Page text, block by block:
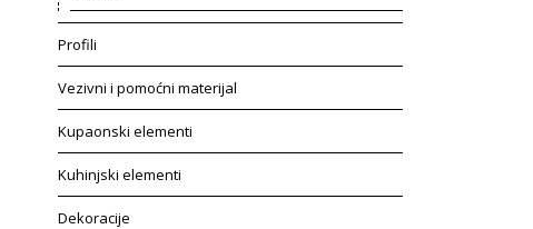
Profili
Vezivni i pomoćni materijal
Kupaonski elementi
Kuhinjski elementi
Dekoracije